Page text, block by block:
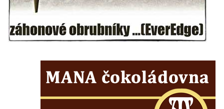
Kamenném Újezdě
Újezd a Krauchthal v parku na Náměstí v
Socha na náměstí J. V. Kamarýta ve
Velešíně